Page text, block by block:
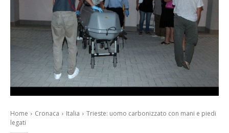
Home Cronaca Italia
Trieste: uomo carbonizzato con mani e piedi
legati